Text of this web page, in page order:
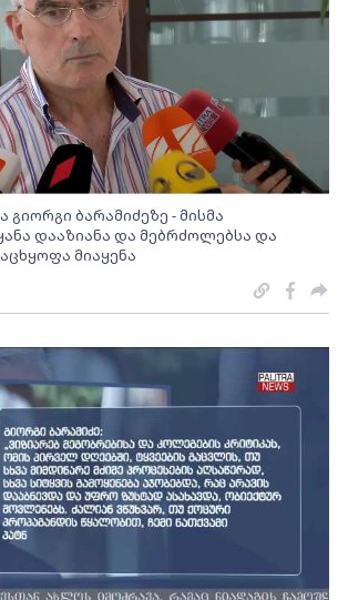
ბარამიძეზე - მისმა
დააზიანა და მებრძოლებსა და
მიაყენა